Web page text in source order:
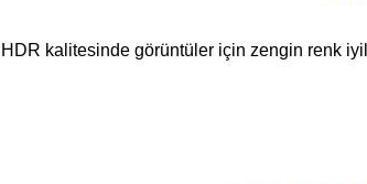
HDR kalitesinde görüntüler için zengin renk